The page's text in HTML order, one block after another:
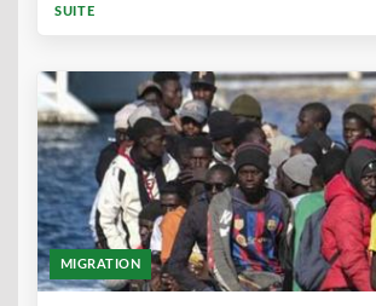
SUITE
MIGRATION